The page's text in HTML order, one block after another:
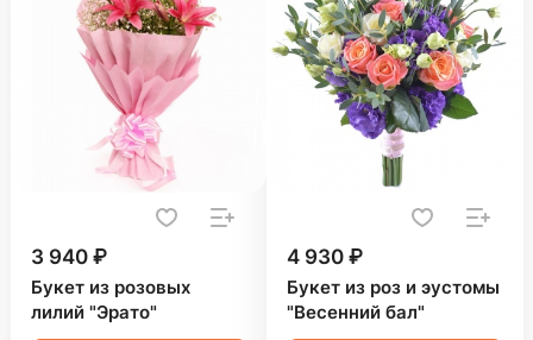
3 940 ₽
Букет из розовых
лилий "Эрато"
4 930 ₽
Букет из роз и эустомы
"Весенний бал"